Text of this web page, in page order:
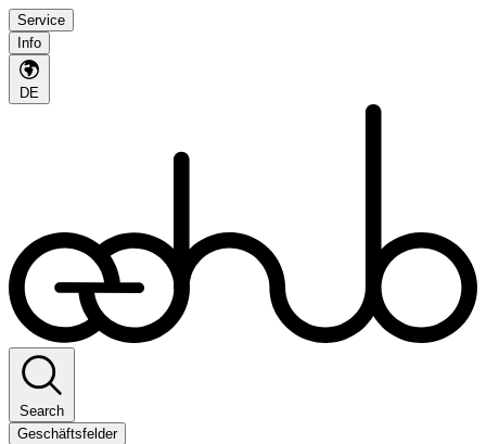
Service
Info
DE
Search
Geschäftsfelder